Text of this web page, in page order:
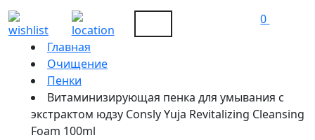
0
Главная
Очищение
Пенки
Витаминизирующая пенка для умывания с
экстрактом юдзу Consly Yuja Revitalizing Cleansing
Foam 100ml